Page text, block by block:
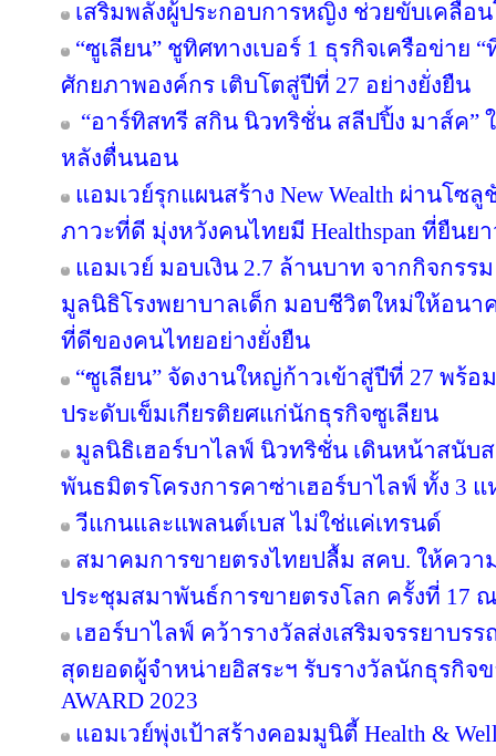
เสริมพลังผู้ประกอบการหญิง ช่วยขับเคลื่อ
“ซูเลียน” ชูทิศทางเบอร์ 1 ธุรกิจเครือข่าย
ศักยภาพองค์กร เติบโตสู่ปีที่ 27 อย่างยั่งยืน
“อาร์ทิสทรี สกิน นิวทริชั่น สลีปปิ้ง มาส์ค”
หลังตื่นนอน
แอมเวย์รุกแผนสร้าง New Wealth ผ่านโ
ภาวะที่ดี มุ่งหวังคนไทยมี Healthspan ที่ยืนย
แอมเวย์ มอบเงิน 2.7 ล้านบาท จากกิจกรร
มูลนิธิโรงพยาบาลเด็ก มอบชีวิตใหม่ให้อน
ที่ดีของคนไทยอย่างยั่งยืน
“ซูเลียน” จัดงานใหญ่ก้าวเข้าสู่ปีที่ 27 พร้
ประดับเข็มเกียรติยศแก่นักธุรกิจซูเลียน
มูลนิธิเฮอร์บาไลฟ์ นิวทริชั่น เดินหน้าสนับ
พันธมิตรโครงการคาซ่าเฮอร์บาไลฟ์ ทั้ง 3 แ
วีแกนและแพลนต์เบส ไม่ใช่แค่เทรนด์
สมาคมการขายตรงไทยปลื้ม สคบ. ให้คว
ประชุมสมาพันธ์การขายตรงโลก ครั้งที่ 17
เฮอร์บาไลฟ์ คว้ารางวัลส่งเสริมจรรยาบร
สุดยอดผู้จำหน่ายอิสระฯ รับรางวัลนักธุรกิจข
AWARD 2023
แอมเวย์พุ่งเป้าสร้างคอมมูนิตี้ Health &